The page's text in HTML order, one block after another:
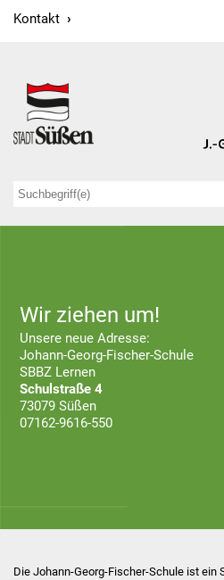
Kontakt
Wir ziehen um!
Unsere neue Adresse:
Johann-Georg-Fischer-Schule
SBBZ Lernen
Schulstraße 4
73079 Süßen
07162-9616-550
Die Johann-Georg-Fischer-Schule ist ein